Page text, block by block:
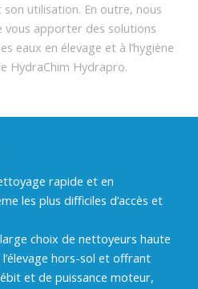
son utilisation. En outre, nous
vous apporter des solutions
eaux en élevage et à l’hygiène
HydraChim Hydrapro.
rapide et en
les plus difficiles d’accès et
choix de nettoyeurs haute
hors-sol et offrant
et de puissance moteur,